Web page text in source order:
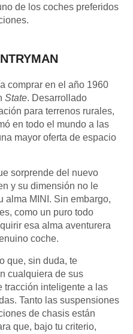
de los coches preferidos
comprar en el año 1960
State. Desarrollado
para terrenos rurales,
en todo el mundo a las
mayor oferta de espacio
sorprende del nuevo
y su dimensión no le
alma MINI. Sin embargo,
como un puro todo
esa alma aventurera
coche.
que, sin duda, te
cualquiera de sus
tracción inteligente a las
Tanto las suspensiones
de chasis están
que, bajo tu criterio,